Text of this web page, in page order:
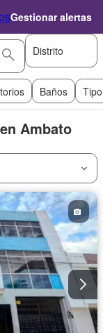
Gestionar alertas
Distrito
Baños
Ambato